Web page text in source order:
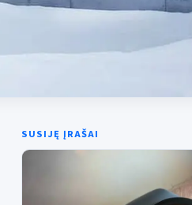
SUSIJĘ ĮRAŠAI